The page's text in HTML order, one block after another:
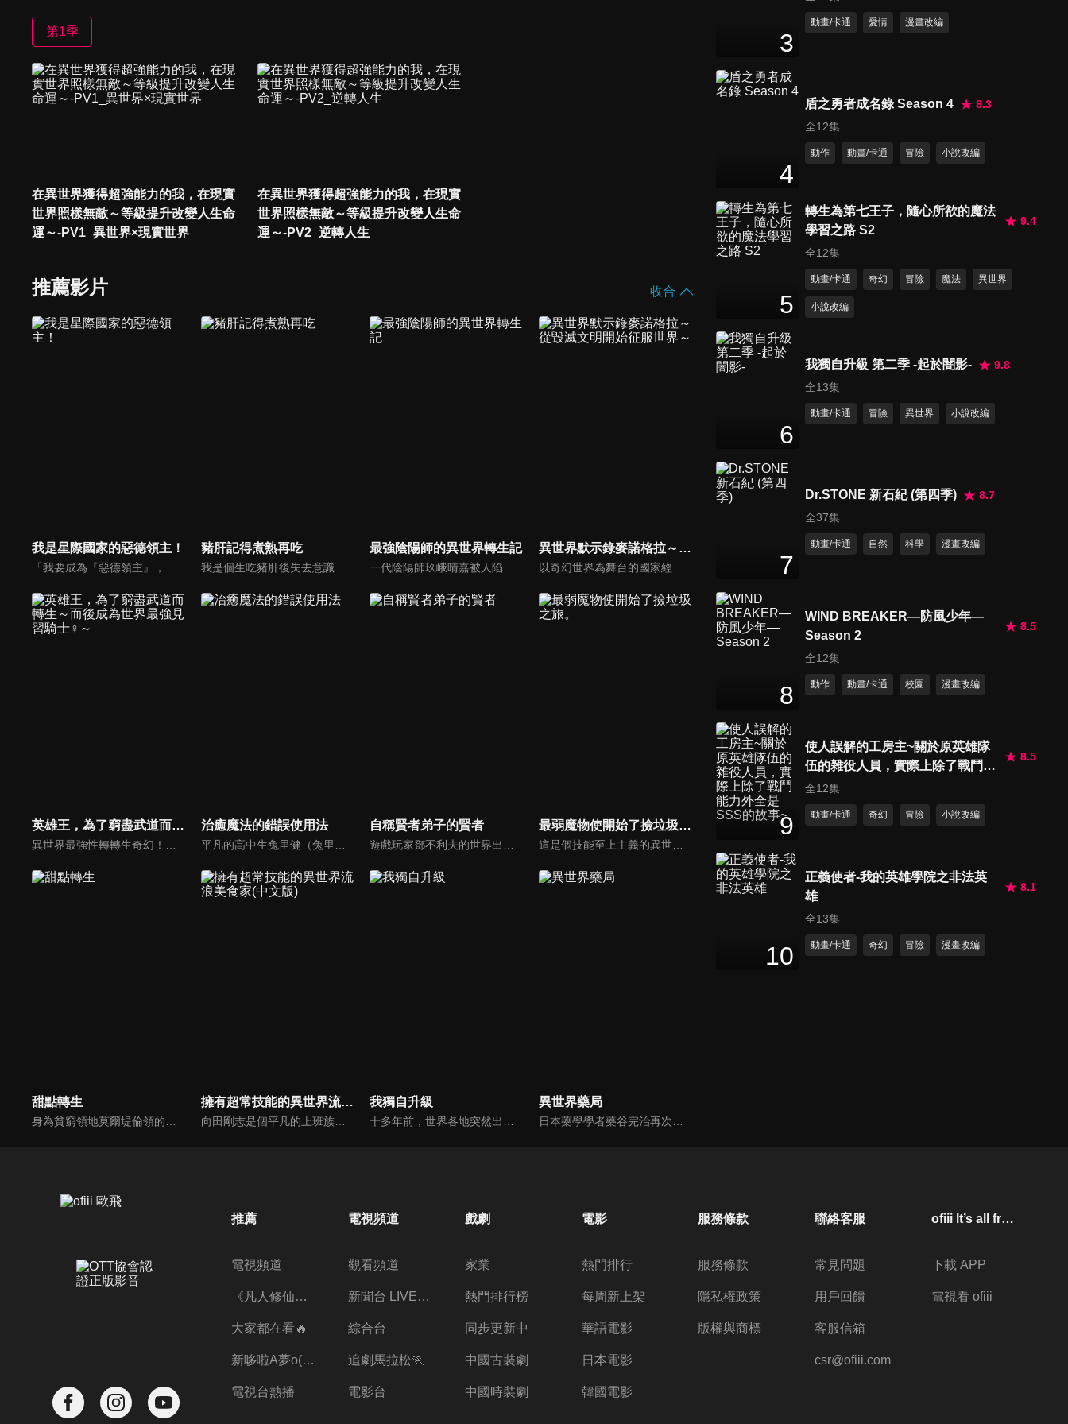
第1季
在異世界獲得超強能力的我，在現實
世界照樣無敵～等級提升改變人生命
運～-PV1_異世界×現實世界
在異世界獲得超強能力的我，在現實
世界照樣無敵～等級提升改變人生命
運～-PV2_逆轉人生
推薦影片 收合
我是星際國家的惡德領主！
「我要成為『惡德領主』，隨心所欲地活下去！」黎恩出生於統治星際國家昂格藍德帝國邊境的伯爵家，小小年紀就成為家主，但他其實是一名轉生者。他省思了前世因為過於善良而屢屢遭到壓榨的人生，下定決心這次轉生之後要站在剝奪他人的一方，化身成為「惡德領主」來欺壓百姓！既然身處科幻世界，當然要駕駛機器人！也要學習最強劍術，目中無人橫行霸道！未來更要建立後宮，盡情享受酒池肉林！！然而，事情卻沒那麼順利──黎恩明明已經擺出了自己心目中「惡德領主」的樣子，但不知道為什麼，人民卻反而很感謝他，好感度不斷上升……！？以魔法與機器人共存的星際國家為舞台，這部超銀河規模的會錯意領地經營譚，就此隆重揭開序幕！！
豬肝記得煮熟再吃
我是個生吃豬肝後失去意識的不起眼阿宅。本來想說自己轉生到異世界，卻只是變成一隻豬！我全身是泥巴躺在豬圈，拯救我的是像天使一樣溫柔的美少女潔絲。她捨身照顧變成豬的我，據說她是能讀懂人心的「耶穌瑪」這個種族。「糟了，這樣我有如豬一般的慾望不就表露無遺了嗎！！」在這個劍與魔法的世界，普通的豬與能讀心的美少女，打情罵俏的奇幻故事即將開始！
最強陰陽師的異世界轉生記
一代陰陽師玖峨晴嘉被人陷害，臨死前領悟到了自己所欠缺的東西並發動秘術轉生的詛咒。轉生後的他深深反省前世不夠狡猾的自己，決定要在這次的世界中幸福過日子！於是，他獲得了賽伊卡這個名字和嶄新的人生。賽伊卡雖然完全沒有魔力，但他發現異世界的魔法並不及陰陽術…誰都未曾見過的最強陰陽師挑戰的異世界幻想，就此開幕！
異世界默示錄麥諾格拉～從毀滅文明開始征服世界～
以奇幻世界為舞台的國家經營模擬遊戲《Eternal Nations》。用戶排名第一的傳說級玩家——伊良拓斗，在住院期間陷入昏迷。當拓斗清醒過來時，他發現自己竟然身處於彷彿遊戲裡的世界——伊德拉濟亞大陸。出現在那裡的，正是拓斗在《Eternal Nations》中最鍾愛的角色單位——「汙泥之阿荼」。
英雄王，為了窮盡武道而轉生～而後成為世界最強見習騎士♀～ 治癒魔法的錯誤使用法 自稱賢者弟子的賢者 最弱魔物使開始了撿垃圾之旅。
這是個技能至上主義的異世界。少女艾維轉生為膽小卻溫柔的魔物使（tamer），卻因為是最弱的無星而有生命危險，為了生存只好踏上旅程。她在旅途中唯一收服的魔物，是最弱小的軟爛史萊姆「小空」。對同為最弱的２人（隻）而言，魔物橫行的異世界似乎太過嚴酷……沒想到——？
甜點轉生 擁有超常技能的異世界流浪美食家(中文版)
向田剛志是個平凡的上班族，某天突然被召喚到了異世界。他成了異世界的居民後，固有技能是「網路超市」。這是個乍看之下很窮酸的技能……他一時失望不已，但利用這個技能取得的現代食品卻在異世界發揮超常效果！？
我獨自升級 異世界藥局
第11集 朝王都出發
第12集 神祕的襲擊者
48分鐘
3
動畫/卡通 愛情 漫畫改編
4
盾之勇者成名錄 Season 4
8.3
全12集
動作 動畫/卡通 冒險 小說改編
5
轉生為第七王子，隨心所欲的魔法
學習之路 S2
9.4
全12集
動畫/卡通 奇幻 冒險 魔法 異世界
小說改編
6
我獨自升級 第二季 -起於闇影-
9.8
全13集
動畫/卡通 冒險 異世界 小說改編
7
Dr.STONE 新石紀 (第四季)
8.7
全37集
動畫/卡通 自然 科學 漫畫改編
8
WIND BREAKER—防風少年—
Season 2
8.5
全12集
動作 動畫/卡通 校園 漫畫改編
9
使人誤解的工房主~關於原英雄隊
伍的雜役人員，實際上除了戰鬥能
力外全是SSS的故事~
8.5
全12集
動畫/卡通 奇幻 冒險 小說改編
10
正義使者-我的英雄學院之非法英
雄
8.1
全13集
動畫/卡通 奇幻 冒險 漫畫改編
推薦
電視頻道
《凡人修仙傳》第五季全新開播✨
大家都在看🔥
新哆啦A夢o((ﾐﾟｴﾟﾐ))o
電視台熱播
電視頻道
觀看頻道
新聞台 LIVE 直播
綜合台
追劇馬拉松🏃
電影台
戲劇
家業
熱門排行榜
同步更新中
中國古裝劇
中國時裝劇
電影
熱門排行
每周新上架
華語電影
日本電影
韓國電影
服務條款
服務條款
隱私權政策
版權與商標
聯絡客服
常見問題
用戶回饋
客服信箱
csr@ofiii.com
ofiii lt’s all free
下載 APP
電視看 ofiii